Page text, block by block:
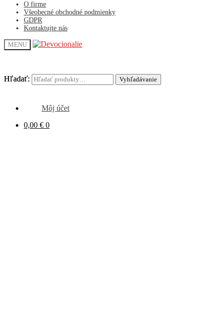
O firme
Všeobecné obchodné podmienky
GDPR
Kontaktujte nás
MENU
Hľadať: Vyhľadávanie
Môj účet
0,00 € 0
Hľadať: Vyhľadávanie